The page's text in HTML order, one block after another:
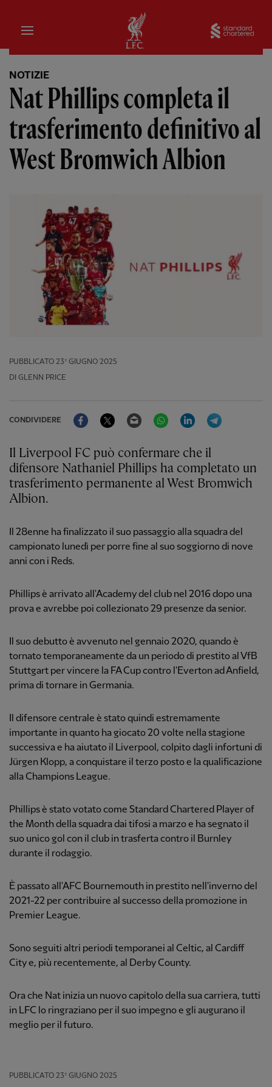
Iniziale
NOTIZIE
Nat Phillips completa il
trasferimento definitivo al
West Bromwich Albion
PUBBLICATO 23º GIUGNO 2025
DI GLENN PRICE
CONDIVIDERE
FacebookTwitter Email WhatsAppLinkedIn
Il Liverpool FC può confermare che il
difensore Nathaniel Phillips ha completato un
trasferimento permanente al West Bromwich
Albion.
Il 28enne ha finalizzato il suo passaggio alla squadra del
campionato lunedì per porre fine al suo soggiorno di nove
anni con i Reds.
Phillips è arrivato all'Academy del club nel 2016 dopo una
prova e avrebbe poi collezionato 29 presenze da senior.
Il suo debutto è avvenuto nel gennaio 2020, quando è
tornato temporaneamente da un periodo di prestito al VfB
Stuttgart per vincere la FA Cup contro l'Everton ad Anfield,
prima di tornare in Germania.
Il difensore centrale è stato quindi estremamente
importante in quanto ha giocato 20 volte nella stagione
successiva e ha aiutato il Liverpool, colpito dagli infortuni di
Jürgen Klopp, a conquistare il terzo posto e la qualificazione
alla Champions League.
Phillips è stato votato come Standard Chartered Player of
the Month della squadra dai tifosi a marzo e ha segnato il
suo unico gol con il club in trasferta contro il Burnley
durante il rodaggio.
È passato all'AFC Bournemouth in prestito nell'inverno del
2021-22 per contribuire al successo della promozione in
Premier League.
Sono seguiti altri periodi temporanei al Celtic, al Cardiff
City e, più recentemente, al Derby County.
Ora che Nat inizia un nuovo capitolo della sua carriera, tutti
in LFC lo ringraziano per il suo impegno e gli augurano il
meglio per il futuro.
PUBBLICATO 23º GIUGNO 2025